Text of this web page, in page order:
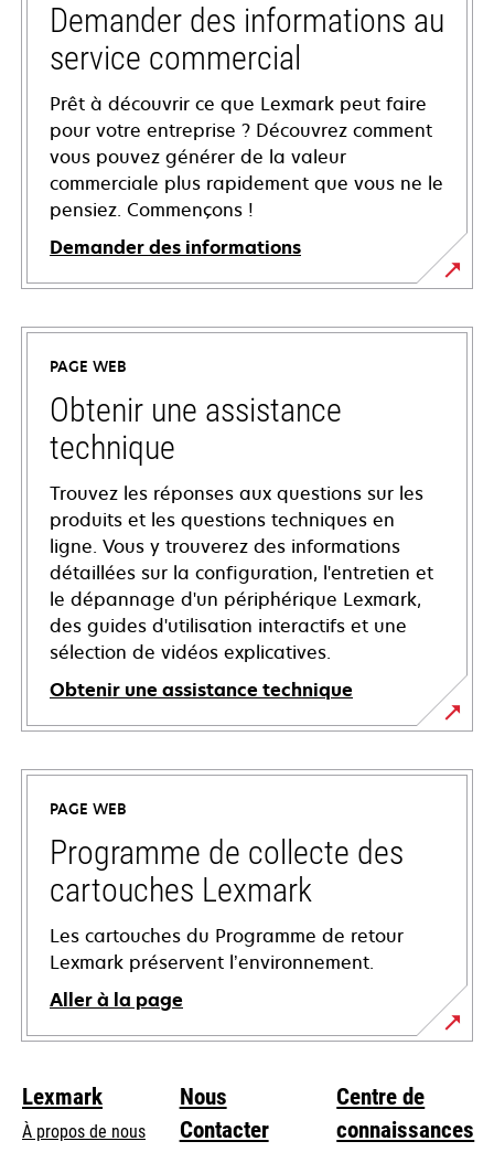
Demander des informations au
service commercial
Prêt à découvrir ce que Lexmark peut faire
pour votre entreprise ? Découvrez comment
vous pouvez générer de la valeur
commerciale plus rapidement que vous ne le
pensiez. Commençons !
Demander des informations
PAGE WEB
Obtenir une assistance
technique
Trouvez les réponses aux questions sur les
produits et les questions techniques en
ligne. Vous y trouverez des informations
détaillées sur la configuration, l'entretien et
le dépannage d'un périphérique Lexmark,
des guides d'utilisation interactifs et une
sélection de vidéos explicatives.
Obtenir une assistance technique
s’ouvre
dans
nouvel
onglet
PAGE WEB
Programme de collecte des
cartouches Lexmark
Les cartouches du Programme de retour
Lexmark préservent l’environnement.
Aller à la page
Lexmark
À propos de nous
Nous
Contacter
Centre de
connaissances